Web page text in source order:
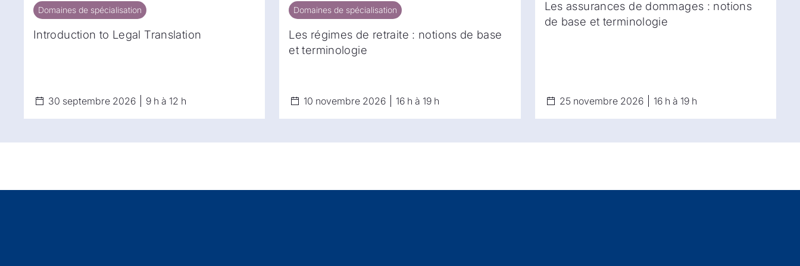
Domaines de spécialisation
Domaines de spécialisation
Introduction to Legal Translation
30 septembre 2026 9 h à 12 h
Domaines de spécialisation
Domaines de spécialisation
Les régimes de retraite : notions de base
et terminologie
10 novembre 2026 16 h à 19 h
Les assurances de dommages : notions
de base et terminologie
25 novembre 2026 16 h à 19 h